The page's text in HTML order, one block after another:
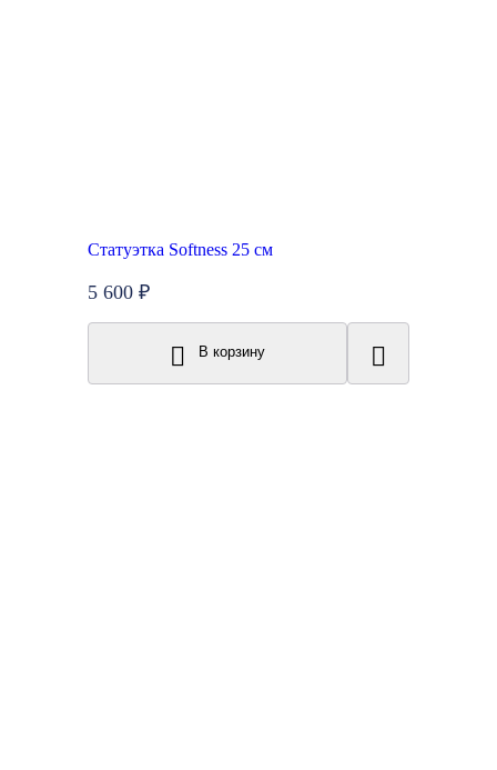
Статуэтка Softness 25 см
5 600 ₽
В корзину